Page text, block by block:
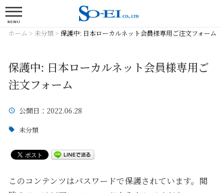
MENU
ホーム > 未分類> 保護中: 日本ローカルネット会員様専用ご注文フォーム
保護中: 日本ローカルネット会員様専用ご
注文フォーム
公開日 ：2022.06.28
未分類
このコンテンツはパスワードで保護されています。閲